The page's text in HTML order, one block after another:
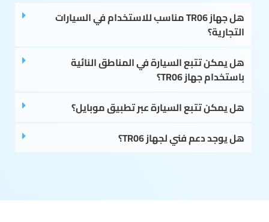
هل جهاز TR06 مناسب للاستخدام في السيارات
التجارية؟
هل يمكن تتبع السيارة في المناطق النائية
باستخدام جهاز TR06؟
هل يمكن تتبع السيارة عبر تطبيق موبايل؟
هل يوجد دعم فني لجهاز TR06؟